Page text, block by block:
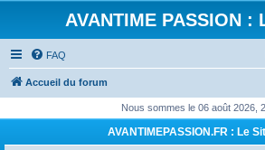
AVANTIME PASSION :
FAQ
Accueil du forum
Nous sommes le 06 août 2026,
AVANTIMEPASSION.FR : Le